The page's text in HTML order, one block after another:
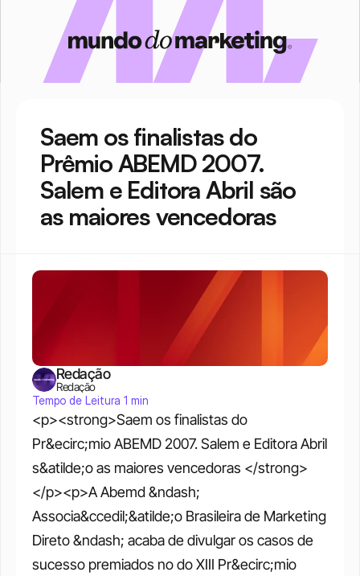
Saem os finalistas do
Prêmio ABEMD 2007.
Salem e Editora Abril são
as maiores vencedoras
<p><strong>Saem os finalistas do
Pr&ecirc;mio ABEMD 2007. Salem e Editora Abril
s&atilde;o as maiores vencedoras </strong>
</p><p>A Abemd &ndash;
Associa&ccedil;&atilde;o Brasileira de Marketing
Direto &ndash; acaba de divulgar os casos de
sucesso premiados no do XIII Pr&ecirc;mio
Redação
Redação
Tempo de Leitura 1 min